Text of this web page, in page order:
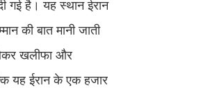
गई है। यह स्थान ईरान
की बात मानी जाती
खलीफा और
यह ईरान के एक हजार